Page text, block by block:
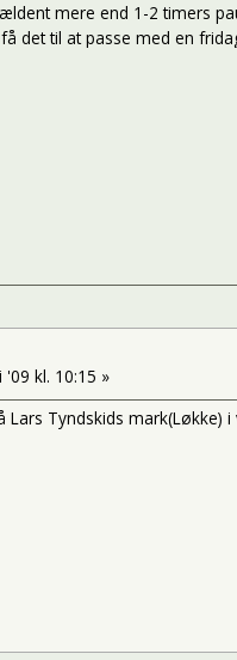
mere end 1-2 timers
det til at passe med en
'09 kl. 10:15 »
Tyndskids mark(Løkke) i